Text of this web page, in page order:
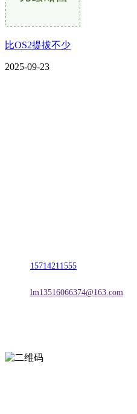
比OS2提拔不少
2025-09-23
15714211555
lm13516066374@163.com